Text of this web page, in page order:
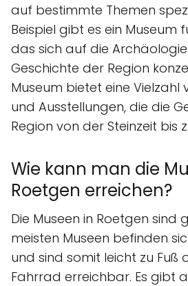
auf bestimmte Themen
Beispiel gibt es ein Museum
das sich auf die
Geschichte der Region
Museum bietet eine Vielzahl
und Ausstellungen, die die
Region von der Steinzeit bis
Wie kann man die
Roetgen erreichen?
Die Museen in Roetgen sind
meisten Museen befinden
und sind somit leicht zu Fuß
Fahrrad erreichbar. Es gibt